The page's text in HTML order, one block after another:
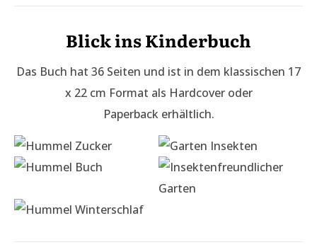
Blick ins Kinderbuch
Das Buch hat 36 Seiten und ist in dem klassischen 17
x 22 cm Format als Hardcover oder
Paperback erhältlich.